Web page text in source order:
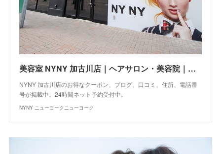
美容室 NYNY 加古川店｜ヘアサロン・美容院｜ニューヨークニューヨーク
NYNY 加古川店のお得なクーポン、ブログ、口コミ、住所、電話番
号が掲載中。24時間ネット予約受付中。
NYNY ニューヨークニューヨーク